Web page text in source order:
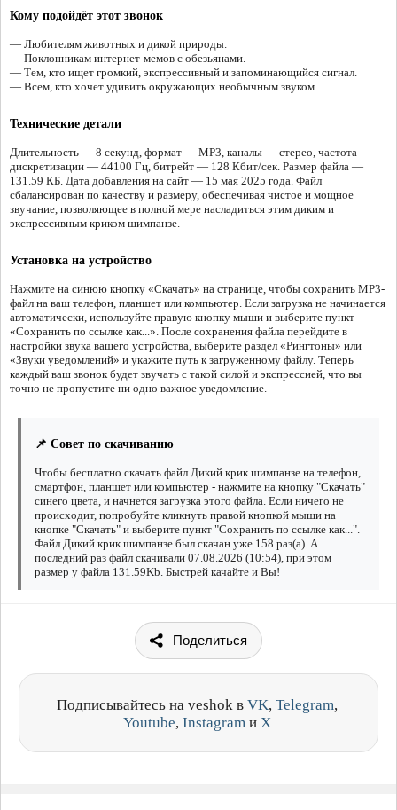
Кому подойдёт этот звонок
— Любителям животных и дикой природы.
— Поклонникам интернет-мемов с обезьянами.
— Тем, кто ищет громкий, экспрессивный и запоминающийся сигнал.
— Всем, кто хочет удивить окружающих необычным звуком.
Технические детали
Длительность — 8 секунд, формат — MP3, каналы — стерео, частота
дискретизации — 44100 Гц, битрейт — 128 Кбит/сек. Размер файла —
131.59 КБ. Дата добавления на сайт — 15 мая 2025 года. Файл
сбалансирован по качеству и размеру, обеспечивая чистое и мощное
звучание, позволяющее в полной мере насладиться этим диким и
экспрессивным криком шимпанзе.
Установка на устройство
Нажмите на синюю кнопку «Скачать» на странице, чтобы сохранить MP3-
файл на ваш телефон, планшет или компьютер. Если загрузка не начинается
автоматически, используйте правую кнопку мыши и выберите пункт
«Сохранить по ссылке как...». После сохранения файла перейдите в
настройки звука вашего устройства, выберите раздел «Рингтоны» или
«Звуки уведомлений» и укажите путь к загруженному файлу. Теперь
каждый ваш звонок будет звучать с такой силой и экспрессией, что вы
точно не пропустите ни одно важное уведомление.
📌 Совет по скачиванию
Чтобы бесплатно скачать файл Дикий крик шимпанзе на телефон,
смартфон, планшет или компьютер - нажмите на кнопку "Скачать"
синего цвета, и начнется загрузка этого файла. Если ничего не
происходит, попробуйте кликнуть правой кнопкой мыши на
кнопке "Скачать" и выберите пункт "Сохранить по ссылке как...".
Файл Дикий крик шимпанзе был скачан уже 158 раз(а). А
последний раз файл скачивали 07.08.2026 (10:54), при этом
размер у файла 131.59Kb. Быстрей качайте и Вы!
Поделиться
Подписывайтесь на veshok в VK, Telegram,
Youtube, Instagram и X